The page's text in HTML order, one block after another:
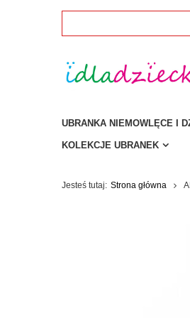
UBRANKA NIEMOWLĘCE I
KOLEKCJE UBRANEK
Jesteś tutaj: Strona główna